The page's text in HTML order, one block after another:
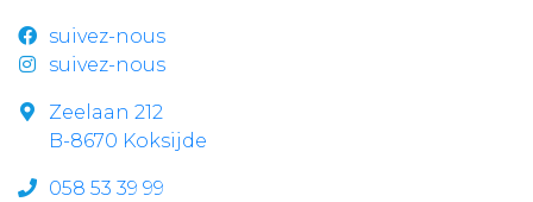
suivez-nous
suivez-nous
Zeelaan 212
B-8670 Koksijde
058 53 39 99